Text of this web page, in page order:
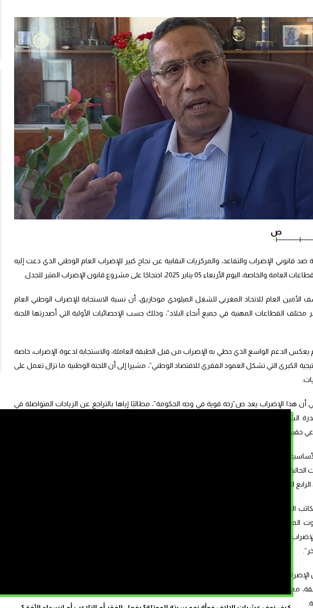
ص
ضد قانوني الإضراب والتقاعد، والمركزيات النقابية عن نجاح كبير للإضراب العام الوطني الذي دعت إليه
الأربعاء 05 يناير 2025، احتجاجًا على مشروع قانون الإضراب المثير للجدل.
العام للاتحاد المغربي للشغل الميلودي موخاريق، أن نسبة الاستجابة للإضراب الوطني العام
نحو 84.8% عبر مختلف القطاعات المهنية في جميع أنحاء البلاد”، وذلك حسب الإحصائيات الأولية التي أصدرتها اللجنة
يعكس الدعم الواسع الذي حظي به الإضراب من قبل الطبقة العاملة، والاستجابة لدعوة الإضراب، خاصة
الكبرى التي تشكل العمود الفقري للاقتصاد الوطني”، مشيرا إلى أن اللجنة الوطنية ما تزال تعمل على
أن هذا الإضراب يعد ص”رخة قوية في وجه الحكومة”، مطالبًا إياها بالتراجع عن الزيادات المتواصلة في
الشرائية للمواطنين، خصوصًا الطبقة العاملة التي تأثرت بشكل كبير بتلك الزيادات، كما شدد على
حقيقي يركز على تحسين أوضاع العمال ورفع الأجور.
التي أكد عليها موخارق، تحسين نظام التعويضات العائلية التي لا تتناسب مع تكاليف الحياة، حيث
يحصل على 100 درهم فقط”.
العام للجامعة الوطنية للتعليم المنضوية تحت لواء الاتحاد المغربي للشغل عبد الله اغميمط، في
المغرب”، أن المعطيات التي وفرتها فروع الجامعة الوطنية للتعليم وكذلك فروع مكونات الجبهة
والتقاعد، تشير إلى أن “الإضراب كان ناجحًا ومشرفًا في مجموعة من القطاعات، وإن كانت النسب
مع مشاركة مكثفة للمربين والمربيات في التعليم الابتدائي والإعدادي والثانوي، إضافة إلى مختلف